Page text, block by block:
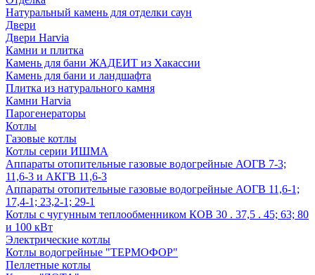
Натуральный камень для отделки саун
Двери
Двери Harvia
Камни и плитка
Камень для бани ЖАДЕИТ из Хакассии
Камень для бани и ландшафта
Плитка из натурального камня
Камни Harvia
Парогенераторы
Котлы
Газовые котлы
Котлы серии ИШМА
Аппараты отопительные газовые водогрейные АОГВ 7-3;
11,6-3 и АКГВ 11,6-3
Аппараты отопительные газовые водогрейные АОГВ 11,6-1;
17,4-1; 23,2-1; 29-1
Котлы с чугунным теплообменником КОВ 30 . 37,5 . 45; 63; 80
и 100 кВт
Электрические котлы
Котлы водогрейные "ТЕРМОФОР"
Пеллетные котлы